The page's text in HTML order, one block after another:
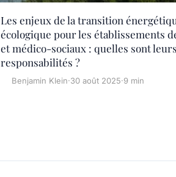
Les enjeux de la transition
écologique pour les établissements
et médico-sociaux : quelles sont leurs
responsabilités ?
Benjamin Klein·30 août 2025·9 min